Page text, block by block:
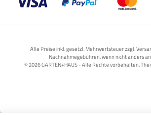
Alle Preise inkl. gesetzl. Mehrwertsteuer zzgl.
Nachnahmegebühren, wenn nicht anders
© 2026 GARTEN+HAUS - Alle Rechte vorbehalten.